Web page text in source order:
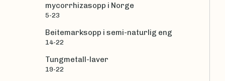
mycorrhizasopp i Norge
5-23
Beitemarksopp i semi-naturlig eng
14-22
Tungmetall-laver
19-22